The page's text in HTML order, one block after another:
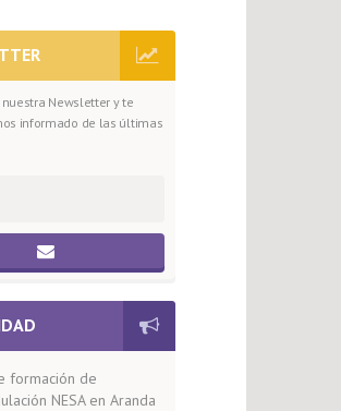
Newsletter y te
informado de las últimas
formación de
NESA en Aranda